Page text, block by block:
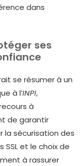
dans
ses
se résumer à un
à l’INPI,
à
de garantir
la sécurisation des
et le choix de
à rassurer